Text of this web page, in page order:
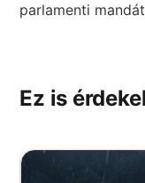
parlamenti
Ez is